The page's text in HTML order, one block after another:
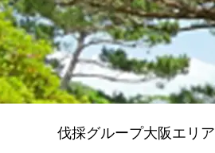
伐採グループ大阪エリア